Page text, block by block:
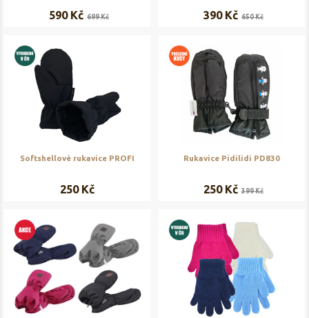
590 Kč 699 Kč 390 Kč 650 Kč
Softshellové rukavice PROFI
250 Kč
Rukavice Pidilidi PD830
250 Kč 399 Kč